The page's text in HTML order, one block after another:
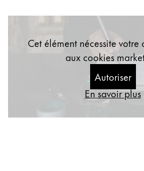
Étuis
Holiday Special
Coffrets cadeaux
Cet élément nécessite votre
aux cookies
Autoriser
En savoir plus